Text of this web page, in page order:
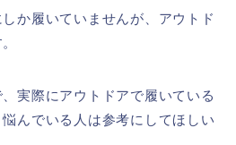
か履いていませんが、アウトド
、実際にアウトドアで履いている
んでいる人は参考にしてほしい